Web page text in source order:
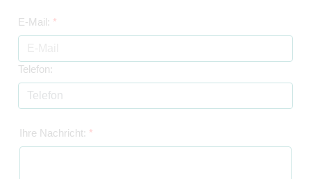
E-Mail: *
Telefon:
Ihre Nachricht: *